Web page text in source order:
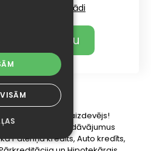
par datu apstrādi
komentāru
kredītus un nav aizdevējs!
salīdzināt piedāvājumus
Patēriņa kredīts, Auto kredīts,